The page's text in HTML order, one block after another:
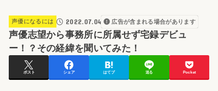
声優になるには 2022.07.04 広告が含まれる場合があります
声優志望から事務所に所属せず宅録デビュ
ー！？その経緯を聞いてみた！
ポスト シェア はてブ 送る Pocket